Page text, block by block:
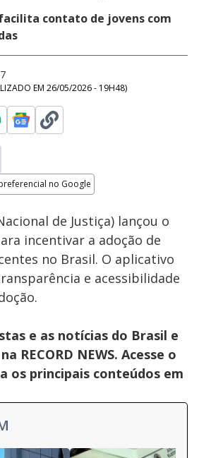
contato de jovens com
EM 26/05/2026 - 19H48)
no Google
de Justiça) lançou o
incentivar a adoção de
no Brasil. O aplicativo
e acessibilidade
e as notícias do Brasil e
RECORD NEWS. Acesse o
os principais conteúdos em